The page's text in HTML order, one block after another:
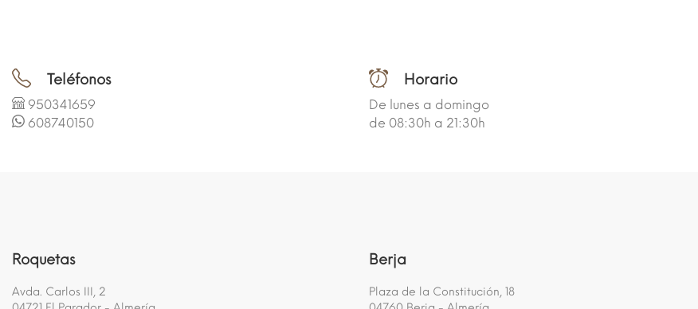
Teléfonos
950341659
608740150
Horario
De lunes a domingo
de 08:30h a 21:30h
Roquetas
Avda. Carlos III, 2
Berja
Plaza de la Constitución, 18